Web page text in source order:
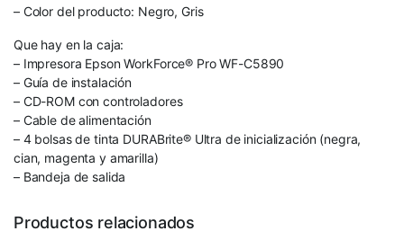
– Color del producto: Negro, Gris
Que hay en la caja:
– Impresora Epson WorkForce® Pro WF-C5890
– Guía de instalación
– CD-ROM con controladores
– Cable de alimentación
– 4 bolsas de tinta DURABrite® Ultra de inicialización (negra,
cian, magenta y amarilla)
– Bandeja de salida
Productos relacionados